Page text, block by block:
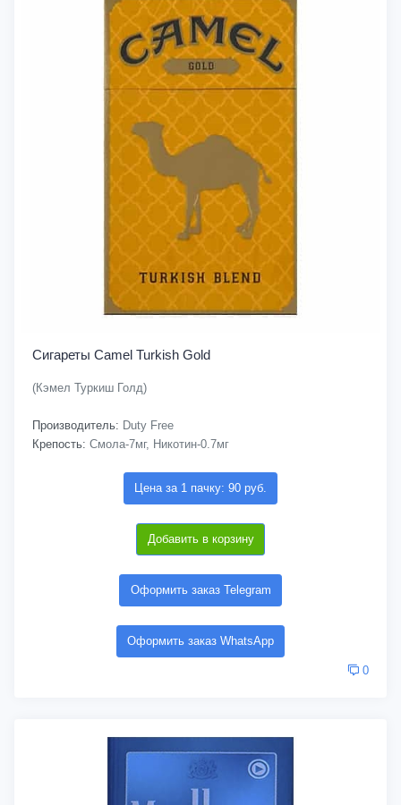
Сигареты Camel Turkish Gold
(Кэмел Туркиш Голд)
Производитель: Duty Free
Крепость: Смола-7мг, Никотин-0.7мг
Цена за 1 пачку: 90 руб.
Добавить в корзину
Оформить заказ Telegram
Оформить заказ WhatsApp
0